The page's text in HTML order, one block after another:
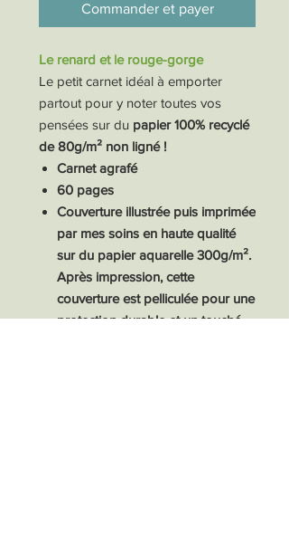
Commander et payer
Le renard et le rouge-gorge
Le petit carnet idéal à emporter
partout pour y noter toutes vos
pensées sur du papier 100% recyclé
de 80g/m² non ligné !
Carnet agrafé
60 pages
Couverture illustrée puis imprimée
par mes soins en haute qualité
sur du papier aquarelle 300g/m².
Après impression, cette
couverture est pelliculée pour une
protection durable et un touché